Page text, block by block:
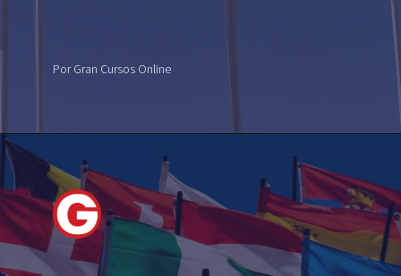
Por Gran Cursos Online